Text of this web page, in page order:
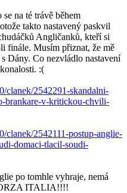
na té trávě během
takto nastavený paskvil
Angličanků, kteří si
finále. Musím přiznat, že mě
Dány. Co nezvládlo nastavení
:(
clanek/2542291-skandalni-
brankare-v-kritickou-chvili-
clanek/2542111-postup-anglie-
domaci-tlacil-soudi-
po tomhle vyhraje, nemá
ITALIA!!!!